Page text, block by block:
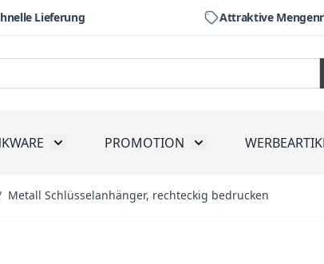
Lieferung Attraktive
for WerkzeugToggle submenu for Drinkware
PROMOTION Toggle submenu for
Metall Schlüsselanhänger, rechteckig bedrucken